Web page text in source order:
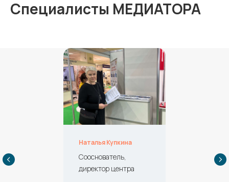
Специалисты МЕДИАТОРА
Наталья Купкина
Сооснователь,
директор центра